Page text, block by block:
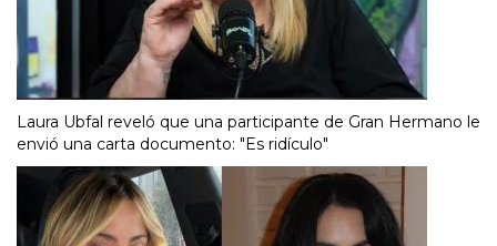
Laura Ubfal reveló que una participante de Gran Hermano le
envió una carta documento: "Es ridículo"